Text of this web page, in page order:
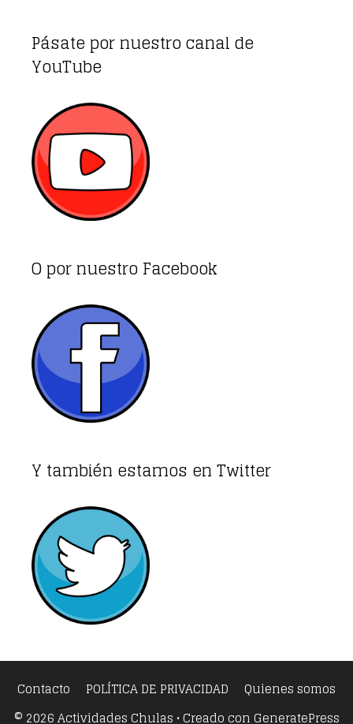
Pásate por nuestro canal de
YouTube
O por nuestro Facebook
Y también estamos en Twitter
Contacto POLÍTICA DE PRIVACIDAD
Quienes somos
© 2026 Actividades Chulas • Creado con GeneratePress